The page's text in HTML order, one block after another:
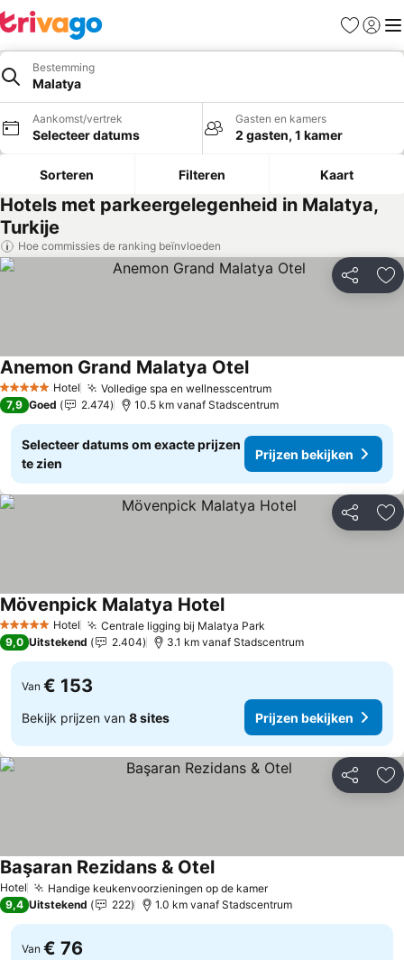
Favorieten
Bestemming
Malatya
Aankomst/vertrek
Selecteer datums
Gasten en kamers
2 gasten, 1 kamer
Sorteren Filteren Kaart
Hotels met parkeergelegenheid in Malatya,
Turkije
Hoe commissies de ranking beïnvloeden
Delen
5 Sterren Hotel Volledige spa en wellnesscentrumPrijzen bekijken
Anemon Grand Malatya OtelPrijzen bekijken
7,9 Goed 2.474 10.5 km vanaf Stadscentrum
Selecteer datums om exacte prijzen
te zien
Prijzen bekijken
Delen
5 Sterren Hotel Centrale ligging bij Malatya Park
Mövenpick Malatya HotelPrijzen bekijken
9,0 Uitstekend 2.404 3.1 km vanaf Stadscentrum
Van € 153
Bekijk prijzen van 8 sites Prijzen bekijken
Delen
Hotel Handige keukenvoorzieningen op de kamerPrijzen bekijken
Başaran Rezidans & OtelPrijzen bekijken
9,4 Uitstekend 222 1.0 km vanaf Stadscentrum
Van € 76